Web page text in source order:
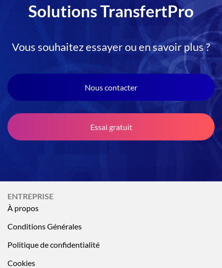
Solutions TransfertPro
Vous souhaitez essayer ou en savoir plus ?
Nous contacter
Essai gratuit
ENTREPRISE
À propos
Conditions Générales
Politique de confidentialité
Cookies